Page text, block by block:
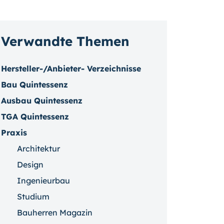
Verwandte Themen
Hersteller-/Anbieter- Verzeichnisse
Bau Quintessenz
Ausbau Quintessenz
TGA Quintessenz
Praxis
Architektur
Design
Ingenieurbau
Studium
Bauherren Magazin